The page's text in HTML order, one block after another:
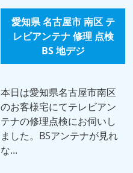
愛知県 名古屋市 南区 テ
レビアンテナ 修理 点検
BS 地デジ
本日は愛知県名古屋市南区
のお客様宅にてテレビアン
テナの修理点検にお伺いし
ました。BSアンテナが見れ
な...